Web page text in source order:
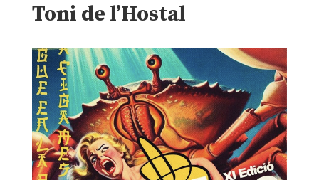
Toni de l’Hostal